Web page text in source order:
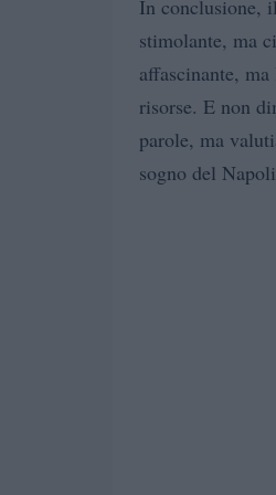
In conclusione,
stimolante, ma
affascinante,
risorse. E non
parole, ma
sogno del